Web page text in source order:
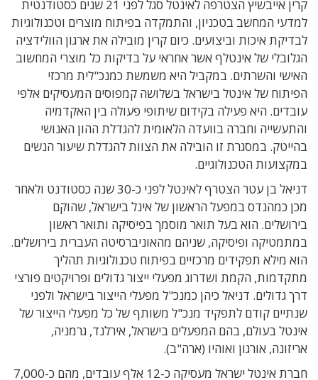
קרין אייבשיץ הצטרפה לאינטל סגל לפני 21 שנים כסטודנטית
למדעי המחשב בטכניון, והתמקדה בפיתוח מוצרים וטכנולוגיות
לבדיקת איכות וביצועים. כיום קרין מובילה את ארגון הוולידציה
הגלובלי של אינטלף אשר אחראי על בדיקות כל מוצרי המחשוב
האישי והשרתים. במקביל היא משמשת כמנכ"לית מרכזי
הפיתוח של אינטל בישראל בשלושה קמפוסים המעסיקים אלפי
עובדים. היא פעילה בקידום שיתופי פעולה בין האקדמיה
והתעשייה וחברה בוועדה הלאומית להגדלת ההון האנושי
בהייטק. במסגרת זו הובילה את הצוות להגדלת שיעור הנשים
במקצועות הטכנולוגיים.
דניאל בן עטר הצטרף לאינטל לפני כ-30 שנה כסטודנט ולאחר
מכן כמהנדס במפעל הראשון של אינל בישראל, שהוקם
בירושלים. הוא בעל תואר מוסמך בפיסיקה ותואר ראשון
במתמטיקה ופיסיקה, שניהם מהאוניברסיטה העברית בירושלים.
הוא מילא תפקידים מרכזיים בפיתוח טכנולוגיות תהליך
מתקדמות, הקמת ושדרוג מפעלי ייצור גדולים ופרויקטים פורצי
דרך גדולים. דניאל כיהן כמנכ"ל מפעלי הייצור בישראל ולפני
שנתיים קודם לתפקיד מנכ"ל משותף של כל מפעלי הייצור של
אינטל בעולם, בהם המפעלים בישראל, אירלנד, גרמניה,
אריזונה, אורגון ואוהיו (ארה"ב).
חברת אינטל ישראל מעסיקה כ-12 אלף עובדים, מהם כ-7,000